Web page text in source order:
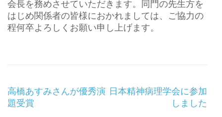
会長を務めさせていただきます。同門の先生方を
はじめ関係者の皆様におかれましては、ご協力の
程何卒よろしくお願い申し上げます。
投
稿
高橋あすみさんが優秀演
題受賞
日本精神病理学会に参加
しました